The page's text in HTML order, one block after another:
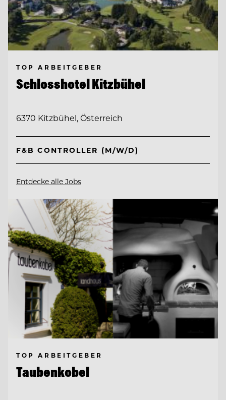
TOP ARBEITGEBER
Schlosshotel Kitzbühel
6370 Kitzbühel, Österreich
F&B CONTROLLER (M/W/D)
Entdecke alle Jobs
TOP ARBEITGEBER
Taubenkobel